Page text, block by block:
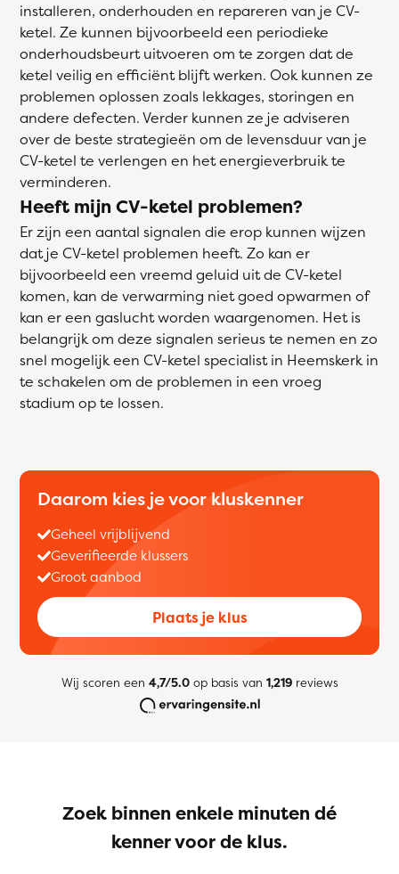
installeren, onderhouden en repareren van je CV-
ketel. Ze kunnen bijvoorbeeld een periodieke
onderhoudsbeurt uitvoeren om te zorgen dat de
ketel veilig en efficiënt blijft werken. Ook kunnen ze
problemen oplossen zoals lekkages, storingen en
andere defecten. Verder kunnen ze je adviseren
over de beste strategieën om de levensduur van je
CV-ketel te verlengen en het energieverbruik te
verminderen.
Heeft mijn CV-ketel problemen?
Er zijn een aantal signalen die erop kunnen wijzen
dat je CV-ketel problemen heeft. Zo kan er
bijvoorbeeld een vreemd geluid uit de CV-ketel
komen, kan de verwarming niet goed opwarmen of
kan er een gaslucht worden waargenomen. Het is
belangrijk om deze signalen serieus te nemen en zo
snel mogelijk een CV-ketel specialist in Heemskerk in
te schakelen om de problemen in een vroeg
stadium op te lossen.
Daarom kies je voor kluskenner
Geheel vrijblijvend
Geverifieerde klussers
Groot aanbod
Plaats je klus
Wij scoren een 4,7/5.0op basis van 1,219reviews
Zoek binnen enkele minuten dé
kenner voor de klus.